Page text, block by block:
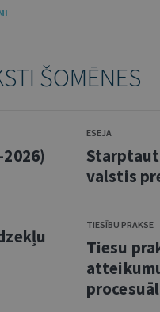
ŠOMĒNES
ESEJA
valstis
TIESĪBU PRAKSE
Tiesu